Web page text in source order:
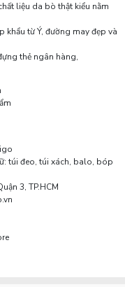
liệu da bò thật kiểu nằm
từ Ý, đường may đẹp và
thẻ ngân hàng,
túi đeo, túi xách, balo, bóp
3, TP.HCM